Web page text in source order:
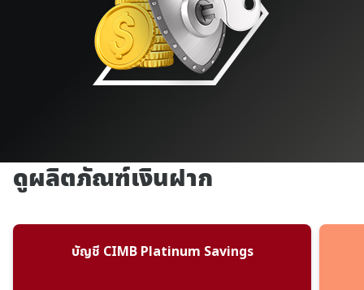
ดูผลิตภัณฑ์เงินฝาก
บัญชี CIMB Platinum Savings